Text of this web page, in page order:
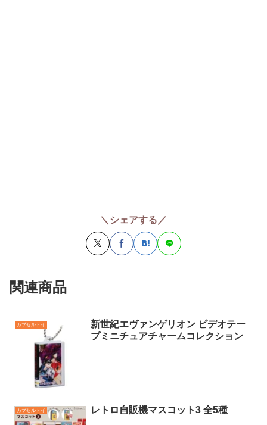
＼シェアする／
関連商品
カプセルトイ
新世紀エヴァンゲリオン ビデオテー
プミニチュアチャームコレクション
カプセルトイ レトロ自販機マスコット3 全5種